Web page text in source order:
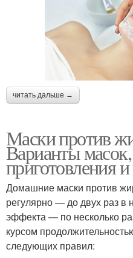
читать дальше →
Маски против
Варианты
приготовления
Домашние маски против
регулярно — до двух раз
эффекта — по несколько
курсом
следующих правил: